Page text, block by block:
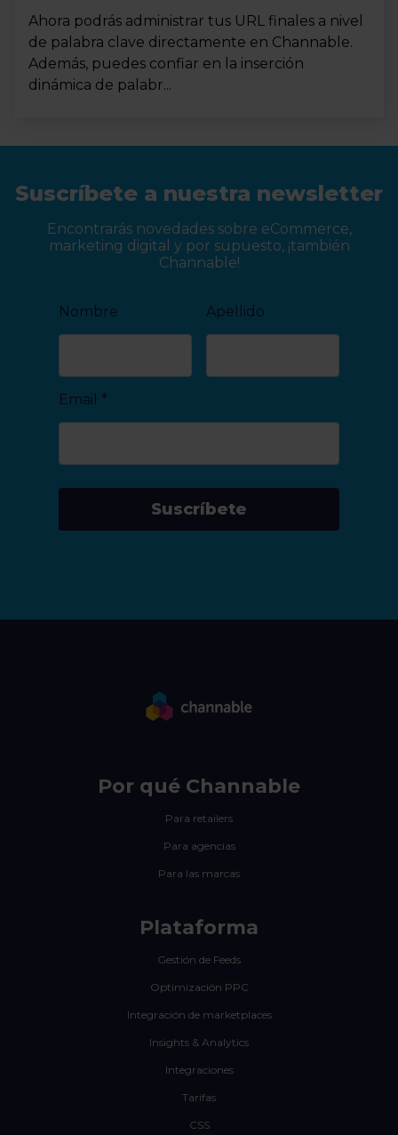
Ahora podrás administrar tus URL finales a nivel
de palabra clave directamente en Channable.
Además, puedes confiar en la inserción
dinámica de palabr...
Suscríbete a nuestra newsletter
Encontrarás novedades sobre eCommerce,
marketing digital y por supuesto, ¡también
Channable!
Nombre Apellido
Email *
Suscríbete
Por qué Channable
Para retailers
Para agencias
Para las marcas
Plataforma
Gestión de Feeds
Optimización PPC
Integración de marketplaces
Insights & Analytics
Integraciones
Tarifas
CSS